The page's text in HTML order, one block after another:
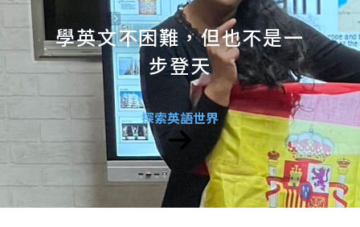
學英文不困難，但也不是一
步登天
探索英語世界